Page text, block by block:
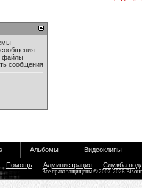
файлы
сообщения
Альбомы Видеоклипы
Помощь Администрация Служба
Все права защищены © 2007-2026